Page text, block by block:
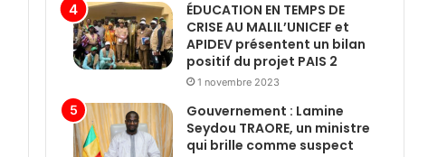
ÉDUCATION EN TEMPS DE
CRISE AU MALIL’UNICEF et
APIDEV présentent un bilan
positif du projet PAIS 2
1 novembre 2023
Gouvernement : Lamine
Seydou TRAORE, un ministre
qui brille comme suspect